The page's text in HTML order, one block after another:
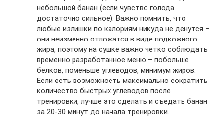
небольшой банан (если чувство голода
достаточно сильное). Важно помнить, что
любые излишки по калориям никуда не денутся –
они неизменно отложатся в виде подкожного
жира, поэтому на сушке важно четко соблюдать
временно разработанное меню – побольше
белков, поменьше углеводов, минимум жиров.
Если есть возможность максимально сократить
количество быстрых углеводов после
тренировки, лучше это сделать и съедать банан
за 20-30 минут до начала тренировки.